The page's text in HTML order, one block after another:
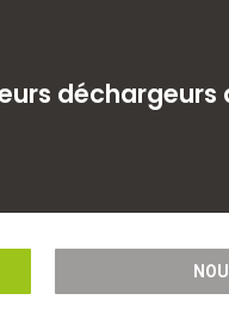
déchargeurs